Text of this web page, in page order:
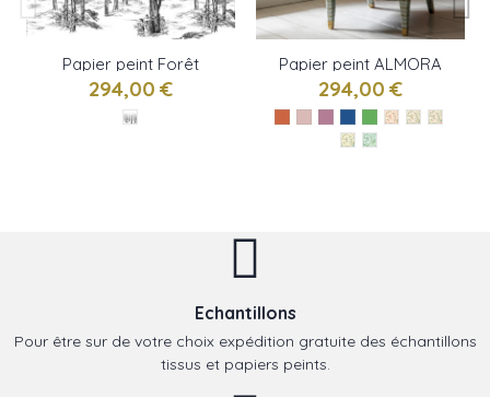
Papier peint Forêt
Enchantée Isidore
Leroy
294,00 €
Papier peint ALMORA
de Nina Campbell
294,00 €
Echantillons
Pour être sur de votre choix expédition gratuite des échantillons
tissus et papiers peints.